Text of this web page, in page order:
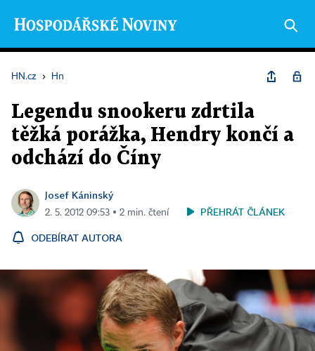
HN.cz › Hn
Legendu snookeru zdrtila
těžká porážka, Hendry končí a
odchází do Číny
Josef Káninský
2. 5. 2012 09:53 ▪ 2 min. čtení PŘEHRÁT ČLÁNEK
ODEBÍRAT AUTORA